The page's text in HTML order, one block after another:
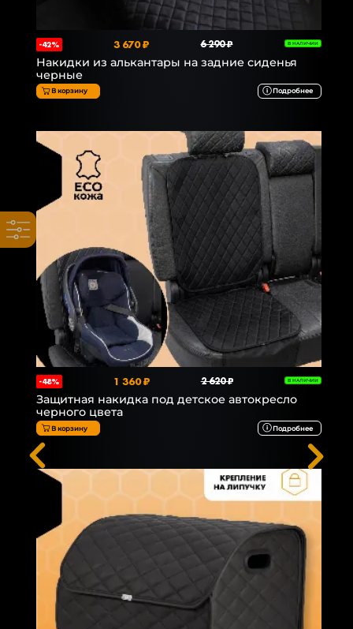
-42% 3 670 ₽ 6 290 ₽ В НАЛИЧИИ
Накидки из алькантары на задние сиденья
черные
В корзину Подробнее
-48% 1 360 ₽ 2 620 ₽ В НАЛИЧИИ
Защитная накидка под детское автокресло
черного цвета
В корзину Подробнее